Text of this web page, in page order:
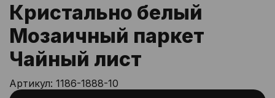
Кристально белый
Мозаичный паркет
Чайный лист
Артикул: 1186-1888-10